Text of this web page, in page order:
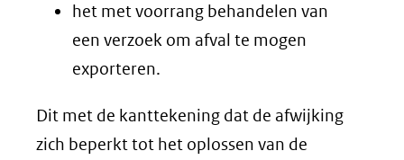
het met voorrang behandelen van
een verzoek om afval te mogen
exporteren.
Dit met de kanttekening dat de afwijking
zich beperkt tot het oplossen van de